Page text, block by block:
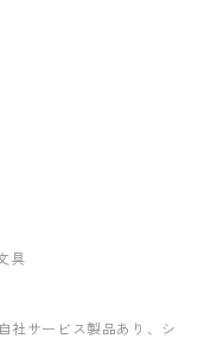
具
社サービス製品あり 、シ